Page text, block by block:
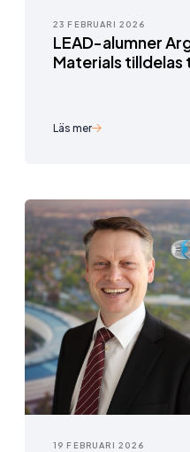
23 FEBRUARI 2026
LEAD-alumner
Materials tilldelas
Läs mer
19 FEBRUARI 2026